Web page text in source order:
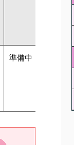
準備中